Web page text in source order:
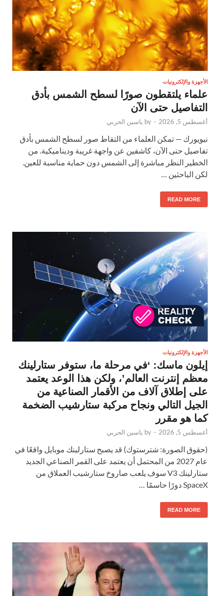
الأجهزة والإلكترونيات
علماء يلتقطون صورًا لسطح الشمس بأدق
التفاصيل حتى الآن
أغسطس 5, 2026 -
by ياسين الحربي
نيويورك — تمكن العلماء من التقاط صور لسطح الشمس بأدق
تفاصيل حتى الآن، كاشفين عن واجهة غريبة وديناميكية. من
الخطير النظر مباشرة إلى الشمس دون حماية مناسبة للعين.
لكن الباحثين …
READ MORE
الأجهزة والإلكترونيات
إيلون ماسك: ‘في مرحلة ما، ستوفر ستارلينك
معظم إنترنت العالم’، ولكن هذا الوعد يعتمد
على إطلاق آلاف من الأقمار الصناعية من
الجيل التالي ونجاح مركبة ستارشيب الضخمة
كما هو مقرر
أغسطس 5, 2026 -
by ياسين الحربي
(حقوق الصورة: شترستوك) قد يصبح ستارلينك موبايل واقعًا في
عام 2027 من المحتمل أن يعتمد على القمر الصناعي الجديد
ستارلينك V3 سوف يلعب صاروخ ستارشيب العملاق من
SpaceX دورًا حاسمًا …
READ MORE